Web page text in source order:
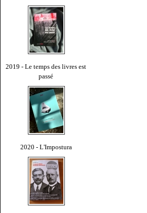
2019 - Le temps des livres est
passé
2020 - L'Impostura